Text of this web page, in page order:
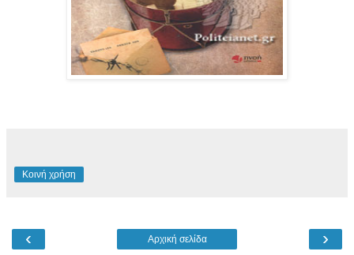
Κοινή χρήση
‹ ›
Αρχική σελίδα